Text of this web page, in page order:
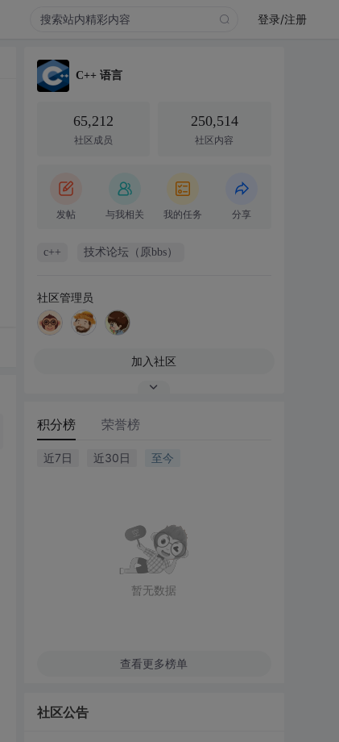
登录/注册
C++ 语言
65,212
社区成员
250,514
社区内容
发帖 与我相关 我的任务 分享
c++ 技术论坛（原bbs）
社区管理员
加入社区
积分榜 荣誉榜
近7日 近30日 至今
暂无数据
查看更多榜单
社区公告